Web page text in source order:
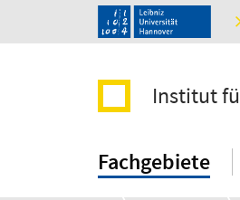
Institut
Fachgebiete